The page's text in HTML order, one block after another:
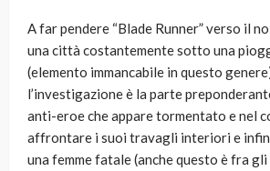
A far pendere “Blade Runner” verso il
una città costantemente sotto una
(elemento immancabile in questo
l’investigazione è la parte
anti-eroe che appare tormentato e nel
affrontare i suoi travagli interiori e
una femme fatale (anche questo è fra